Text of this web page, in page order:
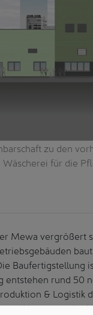
zu den
Wäscherei für die
Mewa vergrößert
Baufertigstellung
entstehen rund 50
&
Vertretern der